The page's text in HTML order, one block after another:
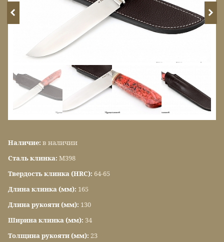
Наличие: в наличии
Сталь клинка: М398
Твердость клинка (HRC): 64-65
Длина клинка (мм): 165
Длина рукояти (мм): 130
Ширина клинка (мм): 34
Толщина рукояти (мм): 23